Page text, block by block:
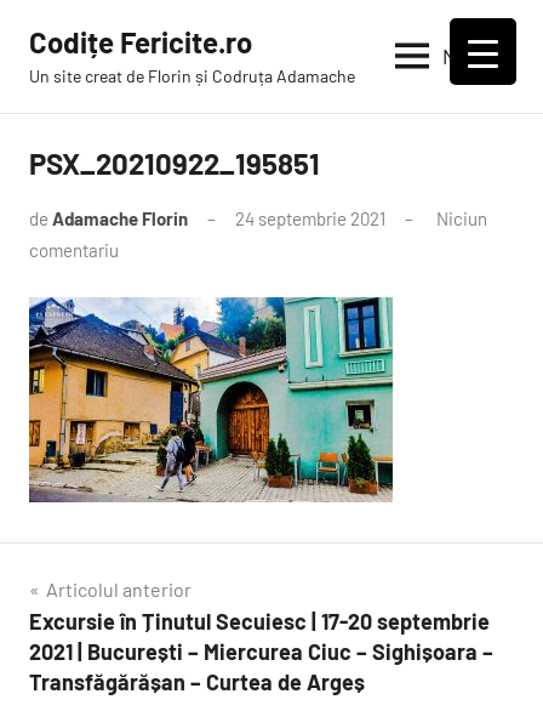
conținut
Codițe Fericite.ro
Un site creat de Florin și Codruța Adamache
Meniu
PSX_20210922_195851
de Adamache Florin 24 septembrie 2021
Niciun
comentariu
Navigare
în
articole
Articolul anterior
Excursie în Ținutul Secuiesc | 17-20 septembrie
2021 | București – Miercurea Ciuc – Sighișoara –
Transfăgărășan – Curtea de Argeș